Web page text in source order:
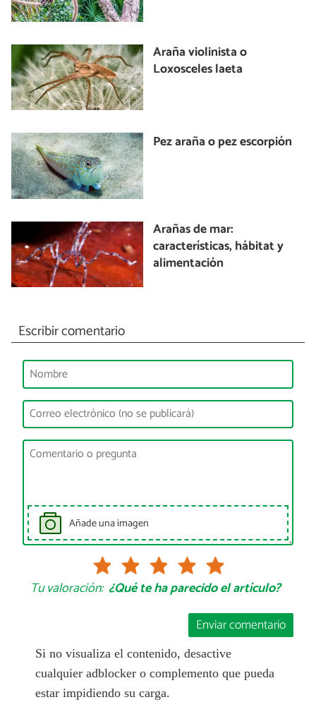
Araña violinista o
Loxosceles laeta
Pez araña o pez escorpión
Arañas de mar:
características, hábitat y
alimentación
Escribir comentario
Añade una imagen
Tu valoración: ¿Qué te ha parecido el artículo?
Enviar comentario
Si no visualiza el contenido, desactive
cualquier adblocker o complemento que pueda
estar impidiendo su carga.